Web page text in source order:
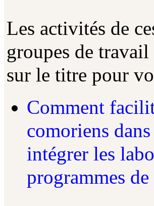
Les activités de
groupes de
sur le titre pour
Comment
comoriens
intégrer les
programmes